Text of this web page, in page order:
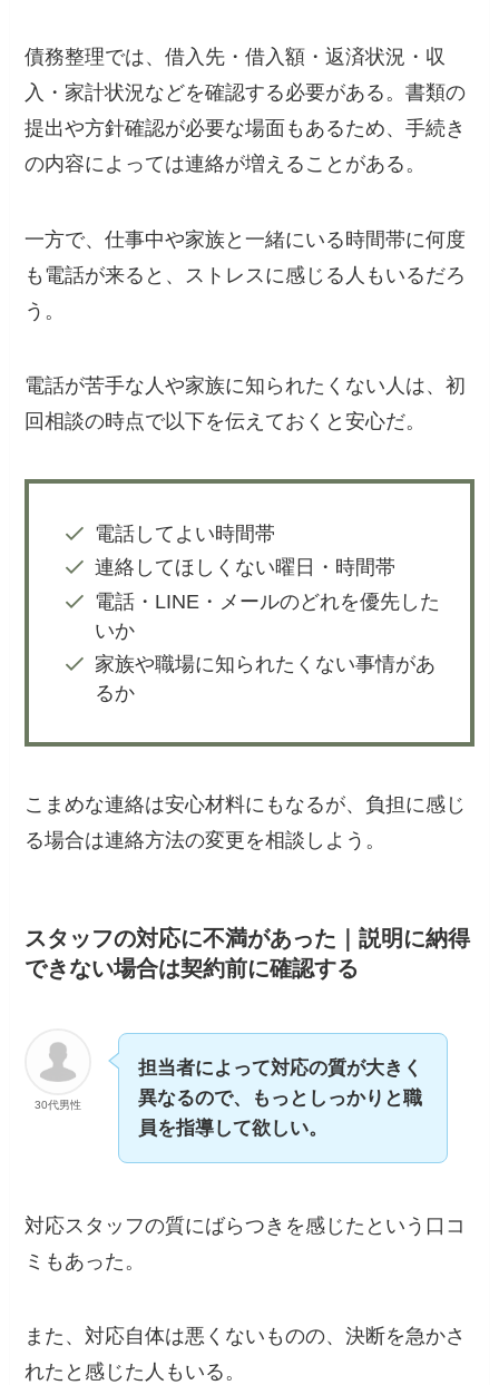
債務整理では、借入先・借入額・返済状況・収
入・家計状況などを確認する必要がある。書類の
提出や方針確認が必要な場面もあるため、手続き
の内容によっては連絡が増えることがある。
一方で、仕事中や家族と一緒にいる時間帯に何度
も電話が来ると、ストレスに感じる人もいるだろ
う。
電話が苦手な人や家族に知られたくない人は、初
回相談の時点で以下を伝えておくと安心だ。
電話してよい時間帯
連絡してほしくない曜日・時間帯
電話・LINE・メールのどれを優先した
いか
家族や職場に知られたくない事情があ
るか
こまめな連絡は安心材料にもなるが、負担に感じ
る場合は連絡方法の変更を相談しよう。
スタッフの対応に不満があった｜説明に納得
できない場合は契約前に確認する
30代男性
担当者によって対応の質が大きく
異なるので、もっとしっかりと職
員を指導して欲しい。
対応スタッフの質にばらつきを感じたという口コ
ミもあった。
また、対応自体は悪くないものの、決断を急かさ
れたと感じた人もいる。